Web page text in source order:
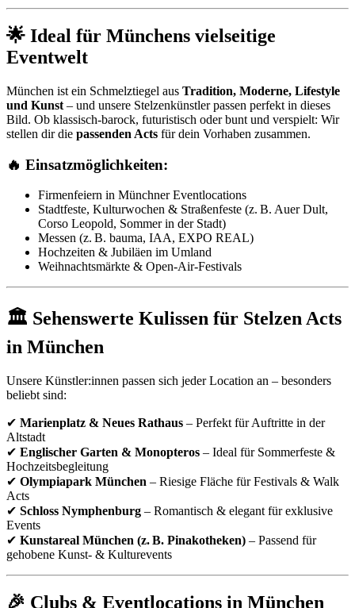
🌟 Ideal für Münchens vielseitige
Eventwelt
München ist ein Schmelztiegel aus Tradition, Moderne, Lifestyle
und Kunst – und unsere Stelzenkünstler passen perfekt in dieses
Bild. Ob klassisch-barock, futuristisch oder bunt und verspielt: Wir
stellen dir die passenden Acts für dein Vorhaben zusammen.
🔥 Einsatzmöglichkeiten:
Firmenfeiern in Münchner Eventlocations
Stadtfeste, Kulturwochen & Straßenfeste (z. B. Auer Dult,
Corso Leopold, Sommer in der Stadt)
Messen (z. B. bauma, IAA, EXPO REAL)
Hochzeiten & Jubiläen im Umland
Weihnachtsmärkte & Open-Air-Festivals
🏛 Sehenswerte Kulissen für Stelzen Acts
in München
Unsere Künstler:innen passen sich jeder Location an – besonders
beliebt sind:
✔ Marienplatz & Neues Rathaus – Perfekt für Auftritte in der
Altstadt
✔ Englischer Garten & Monopteros – Ideal für Sommerfeste &
Hochzeitsbegleitung
✔ Olympiapark München – Riesige Fläche für Festivals & Walk
Acts
✔ Schloss Nymphenburg – Romantisch & elegant für exklusive
Events
✔ Kunstareal München (z. B. Pinakotheken) – Passend für
gehobene Kunst- & Kulturevents
🎉 Clubs & Eventlocations in München